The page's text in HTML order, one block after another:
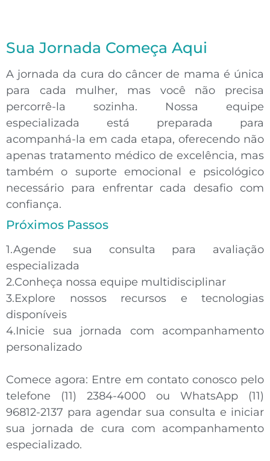
Sua Jornada Começa Aqui
A jornada da cura do câncer de mama é única
para cada mulher, mas você não precisa
percorrê-la sozinha. Nossa equipe
especializada está preparada para
acompanhá-la em cada etapa, oferecendo não
apenas tratamento médico de excelência, mas
também o suporte emocional e psicológico
necessário para enfrentar cada desafio com
confiança.
Próximos Passos
1.Agende sua consulta para avaliação
especializada
2.Conheça nossa equipe multidisciplinar
3.Explore nossos recursos e tecnologias
disponíveis
4.Inicie sua jornada com acompanhamento
personalizado
Comece agora: Entre em contato conosco pelo
telefone (11) 2384-4000 ou WhatsApp (11)
96812-2137 para agendar sua consulta e iniciar
sua jornada de cura com acompanhamento
especializado.